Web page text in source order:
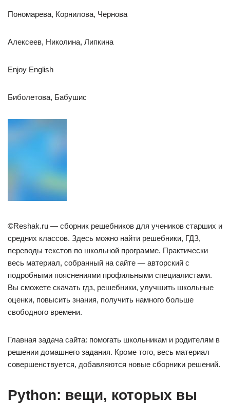
Пономарева, Корнилова, Чернова
Алексеев, Николина, Липкина
Enjoy English
Биболетова, Бабушис
©Reshak.ru — сборник решебников для учеников старших и
средних классов. Здесь можно найти решебники, ГДЗ,
переводы текстов по школьной программе. Практически
весь материал, собранный на сайте — авторский с
подробными пояснениями профильными специалистами.
Вы сможете скачать гдз, решебники, улучшить школьные
оценки, повысить знания, получить намного больше
свободного времени.
Главная задача сайта: помогать школьникам и родителям в
решении домашнего задания. Кроме того, весь материал
совершенствуется, добавляются новые сборники решений.
Python: вещи, которых вы